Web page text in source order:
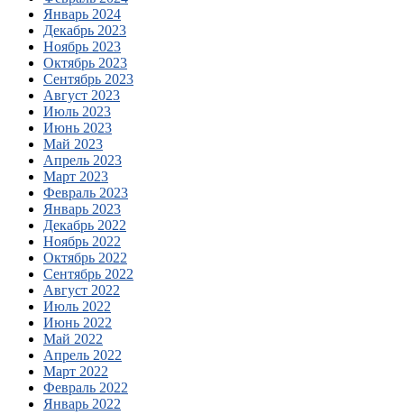
Январь 2024
Декабрь 2023
Ноябрь 2023
Октябрь 2023
Сентябрь 2023
Август 2023
Июль 2023
Июнь 2023
Май 2023
Апрель 2023
Март 2023
Февраль 2023
Январь 2023
Декабрь 2022
Ноябрь 2022
Октябрь 2022
Сентябрь 2022
Август 2022
Июль 2022
Июнь 2022
Май 2022
Апрель 2022
Март 2022
Февраль 2022
Январь 2022